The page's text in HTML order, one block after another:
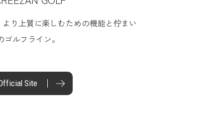
り上質に楽しむための機能と佇まい
ルフライン。
Site